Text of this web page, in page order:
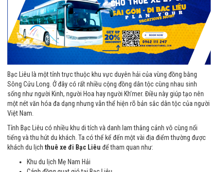
Bạc Liêu là một tỉnh trực thuộc khu vực duyên hải của vùng đồng bằng
Sông Cửu Long. Ở đây có rất nhiều cộng đồng dân tộc cùng nhau sinh
sống như người Kinh, người Hoa hay người Kh’mer. Điều này giúp tạo nên
một nét văn hóa đa dạng nhưng vẫn thể hiện rõ bản sắc dân tộc của người
Việt Nam.
Tỉnh Bạc Liêu có nhiều khu di tích và danh lam thắng cảnh vô cùng nổi
tiếng và thu hút du khách. Ta có thể kể đến một vài địa điểm thường được
khách du lịch thuê xe đi Bạc Liêu để tham quan như:
Khu du lịch Mẹ Nam Hải